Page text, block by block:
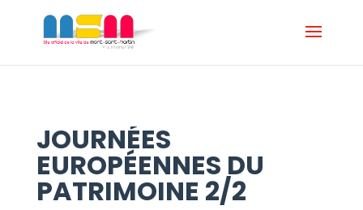
JOURNÉES
EUROPÉENNES DU
PATRIMOINE 2/2